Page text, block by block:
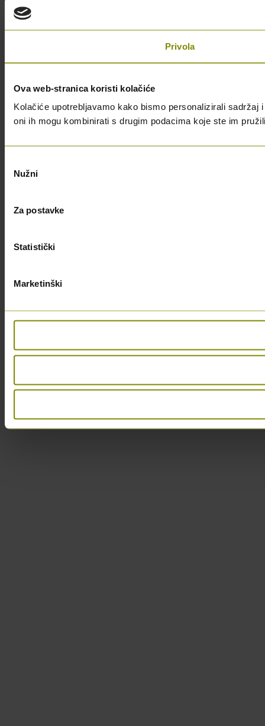
Privola
Ova web-stranica koristi kolačiće
Kolačiće upotrebljavamo kako bismo personalizirali
oni ih mogu kombinirati s drugim podacima koje ste im
pristanka
Nužni
Za postavke
Statistički
Marketinški